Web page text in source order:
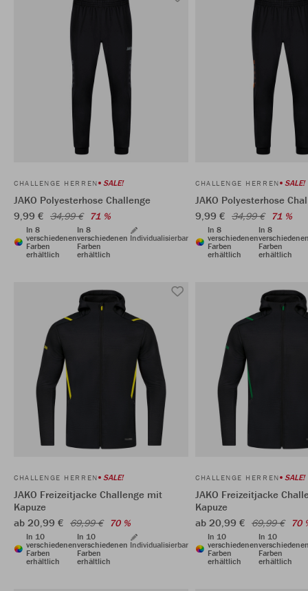
CHALLENGE HERREN SALE!
JAKO Polyesterhose Challenge
9,99 € 34,99 € 71 %
In 8
verschiedenen
Farben
erhältlich
In 8
verschiedenen
Farben
erhältlich
Individualisierbar
CHALLENGE HERREN SALE!
JAKO Polyesterhose
9,99 € 34,99 € 71 %
In 8
verschiedenen
Farben
erhältlich
In 8
Farben
erhältlich
CHALLENGE HERREN SALE!
JAKO Freizeitjacke Challenge mit
Kapuze
ab 20,99 € 69,99 € 70 %
In 10
verschiedenen
Farben
erhältlich
In 10
verschiedenen
Farben
erhältlich
Individualisierbar
CHALLENGE HERREN SALE!
JAKO Freizeitjacke
Kapuze
ab 20,99 € 69,99 € 70
In 10
verschiedenen
Farben
erhältlich
In 10
Farben
erhältlich